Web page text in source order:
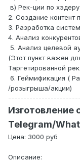
в) Рек-ции по
2. Создание контент
3. Разработка
4. Анализ
5. Анализ целевой
(Этот пункт важен
Таргетированной
6. Геймификация (
/розыгрыша/акции)
Изготовление
Telegram/
Цена: 3000 руб
Описание: